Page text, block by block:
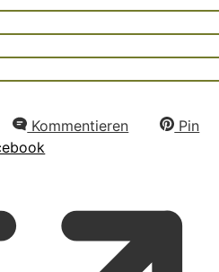
Kommentieren
Pin